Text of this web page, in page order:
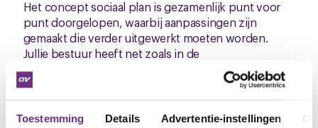
Toestemming Details Advertentie-instellingen
Het concept sociaal plan is gezamenlijk punt voor
punt doorgelopen, waarbij aanpassingen zijn
gemaakt die verder uitgewerkt moeten worden.
Jullie bestuur heeft net zoals in de
ledenbijeenkomst wederom aangegeven dat bijna
iedereen herplaatst kan worden.
Dat is goed nieuws, maar wij hebben wel gevraagd
om bevestiging hiervan. Vaak gebeurd dat bij